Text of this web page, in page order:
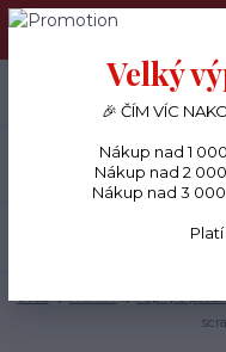
PŘÁNÍČKA a PAPÍROVÉ
+420 734 380 930
(Po-Ne, 8-20 hod.)
Velký
🎉 ČÍM VÍC
Nákup nad 1
Nákup nad 2
Nákup nad 3
Platí